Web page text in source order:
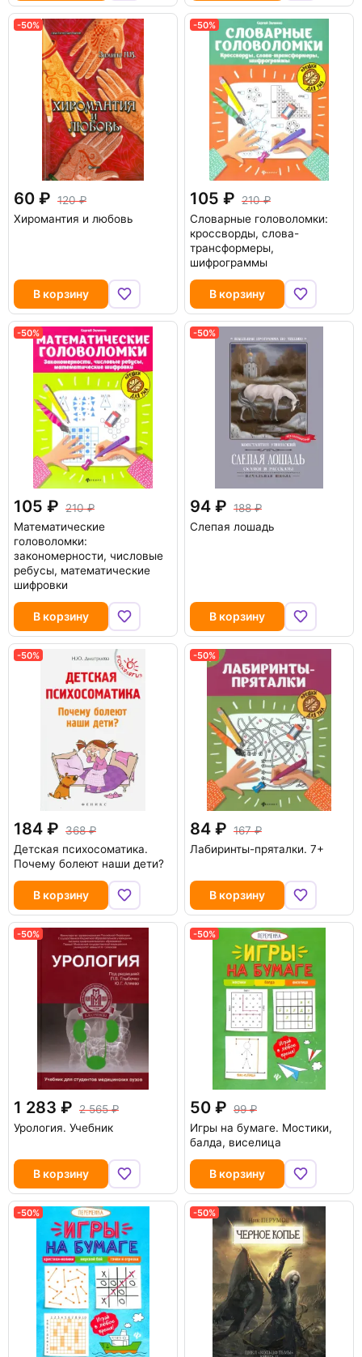
-50%
60
120
Хиромантия и любовь
В корзину
-50%
105
210
Словарные головоломки:
кроссворды, слова-
трансформеры,
шифрограммы
В корзину
-50%
105
210
Математические
головоломки:
закономерности, числовые
ребусы, математические
шифровки
В корзину
-50%
94
188
Слепая лошадь
В корзину
-50%
184
368
Детская психосоматика.
Почему болеют наши дети?
В корзину
-50%
84
167
Лабиринты-пряталки. 7+
В корзину
-50%
1 283
2 565
Урология. Учебник
В корзину
-50%
50
99
Игры на бумаге. Мостики,
балда, виселица
В корзину
-50% -50%